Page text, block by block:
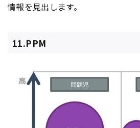
情報を見出します。
11.PPM